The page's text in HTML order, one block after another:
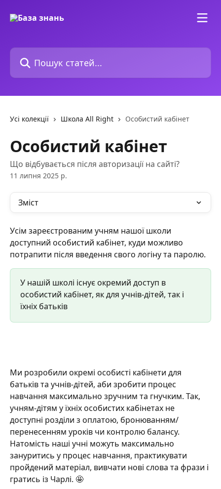
Пошук статей...
Усі колекції Школа All Right Особистий кабінет
Особистий кабінет
Що відбувається після авторизації на сайті?
11 липня 2025 р.
Зміст
Усім зареєстрованим учням нашої школи
доступний особистий кабінет, куди можливо
потрапити після введення свого логіну та паролю.
У нашій школі існує окремий доступ в
особистий кабінет, як для учнів-дітей, так і
їхніх батьків
Ми розробили окремі особисті кабінети для
батьків та учнів-дітей, аби зробити процес
навчання максимально зручним та гнучким. Так,
учням-дітям у їхніх особистих кабінетах не
доступні розділи з оплатою, бронюванням/
перенесенням уроків чи контролю балансу.
Натомість наші учні можуть максимально
зануритись у процес навчання, практикувати
пройдений матеріал, вивчати нові слова та фрази і
гратись із Чарлі. 🤩